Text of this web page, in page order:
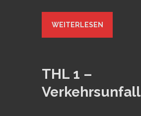
WEITERLESEN
THL 1 –
Verkehrsunfall